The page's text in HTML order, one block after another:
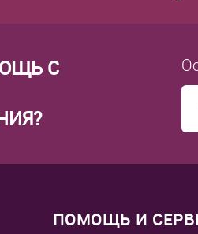
С
ПОМОЩЬ И